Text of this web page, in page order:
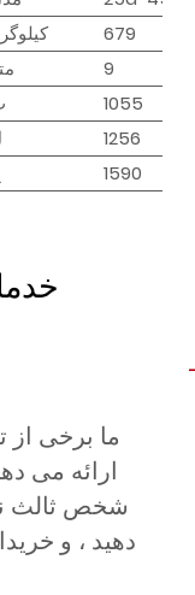
679
9
1055
1256
1590
ما برخی
ارائه می
شخص ثالث
دهید ، و